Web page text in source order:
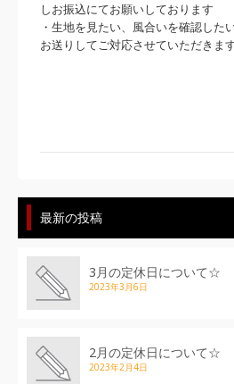
しお振込にてお願いしております
・生地を見たい、風合いを確認した
お送りしてご対応させていただきま
最新の投稿
3月の定休日について☆
2023年3月6日
2月の定休日について☆
2023年2月4日